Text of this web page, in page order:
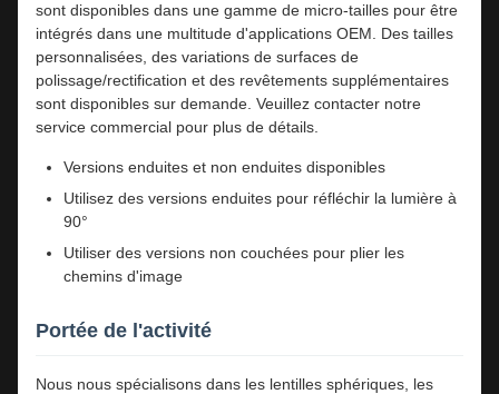
sont disponibles dans une gamme de micro-tailles pour être
intégrés dans une multitude d'applications OEM. Des tailles
personnalisées, des variations de surfaces de
polissage/rectification et des revêtements supplémentaires
sont disponibles sur demande. Veuillez contacter notre
service commercial pour plus de détails.
Versions enduites et non enduites disponibles
Utilisez des versions enduites pour réfléchir la lumière à
90°
Utiliser des versions non couchées pour plier les
chemins d'image
Portée de l'activité
Nous nous spécialisons dans les lentilles sphériques, les